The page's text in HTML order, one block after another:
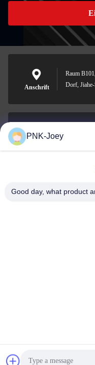
Anschrift
Raum
Dorf,
E-Mail-Adresse
PNK-Joey
Good day, what product